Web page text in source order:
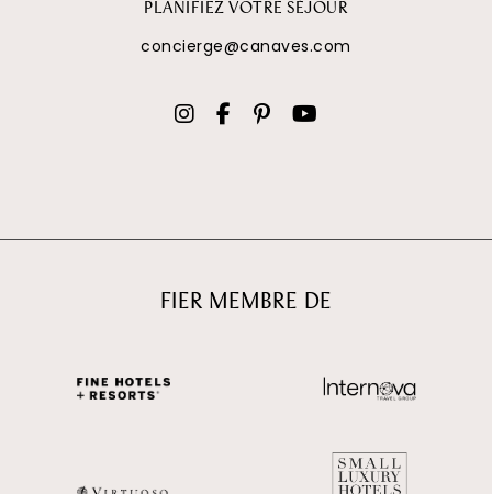
PLANIFIEZ VOTRE SÉJOUR
concierge@canaves.com
FIER MEMBRE DE